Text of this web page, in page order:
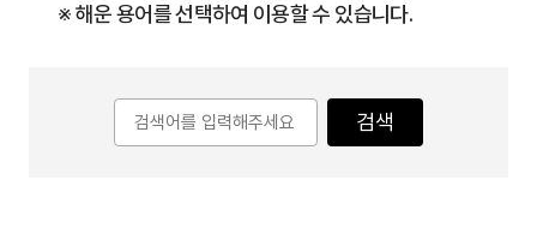
※ 해운 용어를 선택하여 이용할 수 있습니다.
검색